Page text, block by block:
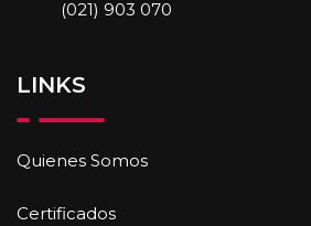
(021) 903 070
LINKS
Quienes Somos
Certificados